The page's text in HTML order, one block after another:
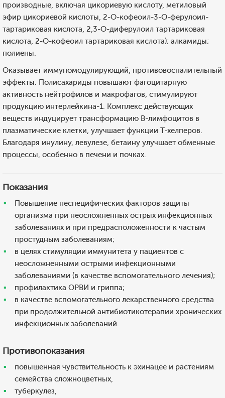
производные, включая цикориевую кислоту, метиловый
эфир цикориевой кислоты, 2-О-кофеоил-3-О-ферулоил-
тартариковая кислота, 2,3-О-диферулоил тартариковая
кислота, 2-О-кофеоил тартариковая кислота); алкамиды;
полиены.
Оказывает иммуномодулирующий, противовоспалительный
эффекты. Полисахариды повышают фагоцитарную
активность нейтрофилов и макрофагов, стимулируют
продукцию интерлейкина-1. Комплекс действующих
веществ индуцирует трансформацию В-лимфоцитов в
плазматические клетки, улучшает функции Т-хелперов.
Благодаря инулину, левулезе, бетаину улучшает обменные
процессы, особенно в печени и почках.
Показания
Повышение неспецифических факторов защиты
организма при неосложненных острых инфекционных
заболеваниях и при предрасположенности к частым
простудным заболеваниям;
в целях стимуляции иммунитета у пациентов с
неосложненными острыми инфекционными
заболеваниями (в качестве вспомогательного лечения);
профилактика ОРВИ и гриппа;
в качестве вспомогательного лекарственного средства
при продолжительной антибиотикотерапии хронических
инфекционных заболеваний.
Противопоказания
повышенная чувствительность к эхинацее и растениям
семейства сложноцветных,
туберкулез,